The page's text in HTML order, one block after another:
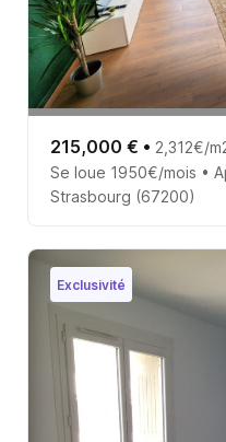
215,000 € • 2,312€/
Se loue 1950€/mois •
Strasbourg (67200)
Exclusivité